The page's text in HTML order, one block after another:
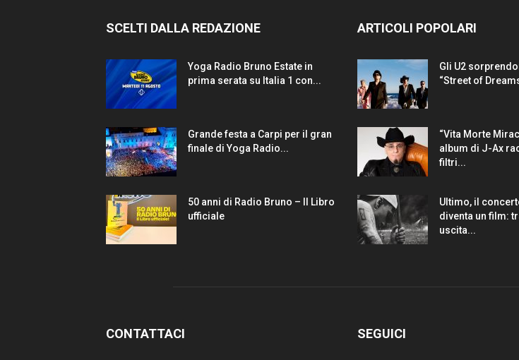
SCELTI DALLA REDAZIONE
Yoga Radio Bruno Estate in
prima serata su Italia 1 con...
Grande festa a Carpi per il gran
finale di Yoga Radio...
50 anni di Radio Bruno – Il Libro
ufficiale
ARTICOLI POPOLARI
Gli U2
“Street of
“Vita Morte
album di J-Ax
filtri...
Ultimo, il
diventa un film:
uscita...
CONTATTACI SEGUICI